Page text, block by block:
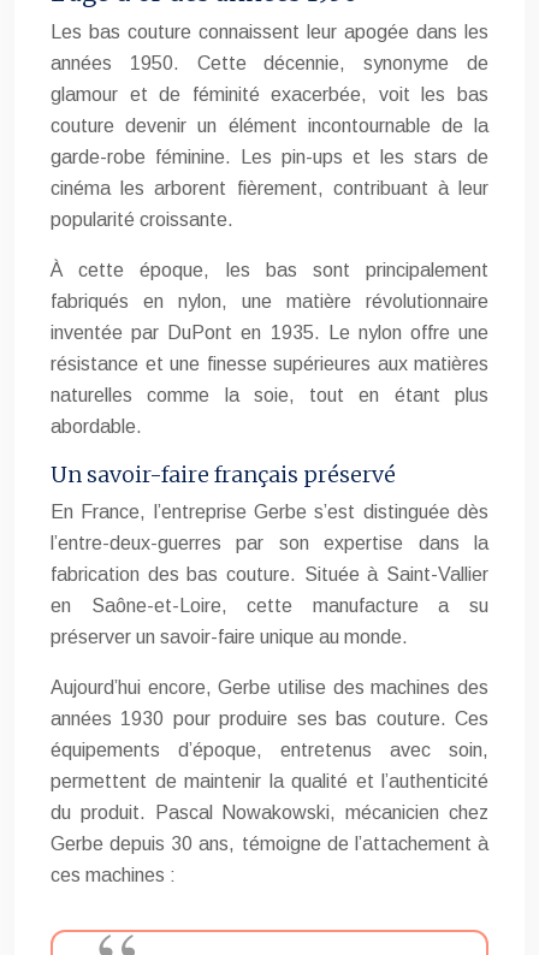
Les bas couture connaissent leur apogée dans les
années 1950. Cette décennie, synonyme de
glamour et de féminité exacerbée, voit les bas
couture devenir un élément incontournable de la
garde-robe féminine. Les pin-ups et les stars de
cinéma les arborent fièrement, contribuant à leur
popularité croissante.
À cette époque, les bas sont principalement
fabriqués en nylon, une matière révolutionnaire
inventée par DuPont en 1935. Le nylon offre une
résistance et une finesse supérieures aux matières
naturelles comme la soie, tout en étant plus
abordable.
Un savoir-faire français préservé
En France, l’entreprise Gerbe s’est distinguée dès
l’entre-deux-guerres par son expertise dans la
fabrication des bas couture. Située à Saint-Vallier
en Saône-et-Loire, cette manufacture a su
préserver un savoir-faire unique au monde.
Aujourd’hui encore, Gerbe utilise des machines des
années 1930 pour produire ses bas couture. Ces
équipements d’époque, entretenus avec soin,
permettent de maintenir la qualité et l’authenticité
du produit. Pascal Nowakowski, mécanicien chez
Gerbe depuis 30 ans, témoigne de l’attachement à
ces machines :